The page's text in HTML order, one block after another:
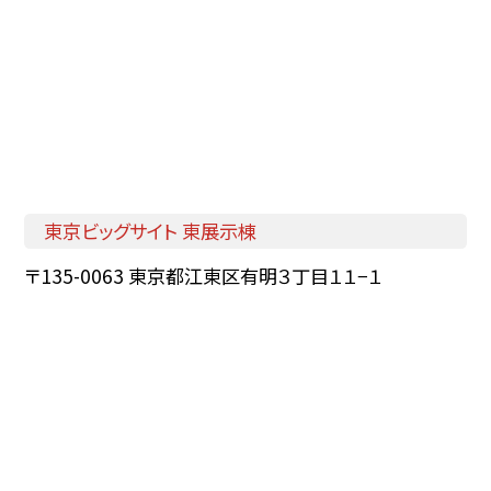
東京ビッグサイト 東展示棟
〒135-0063 東京都江東区有明３丁目１１−１